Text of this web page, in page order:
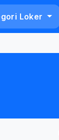
Loker